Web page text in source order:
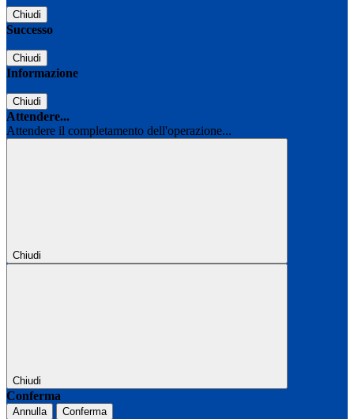
Chiudi
Successo
Chiudi
Informazione
Chiudi
Attendere...
Attendere il completamento dell'operazione...
Chiudi
Chiudi
Conferma
Annulla Conferma